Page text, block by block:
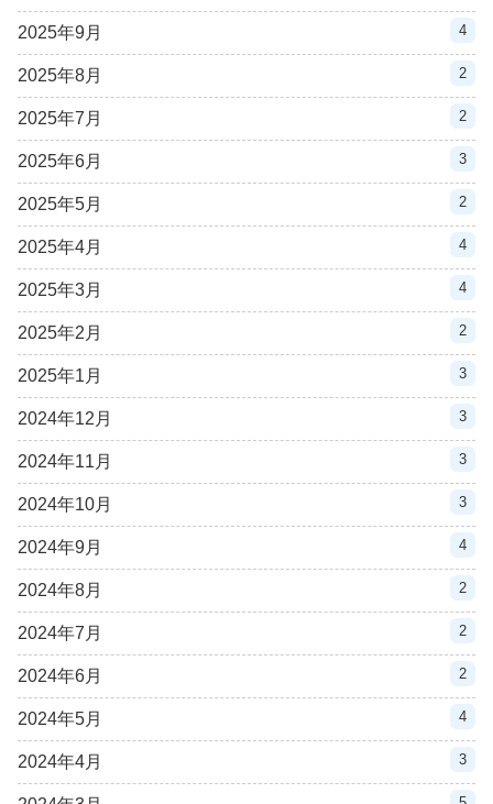
2025年9月 4
2025年8月 2
2025年7月 2
2025年6月 3
2025年5月 2
2025年4月 4
2025年3月 4
2025年2月 2
2025年1月 3
2024年12月 3
2024年11月 3
2024年10月 3
2024年9月 4
2024年8月 2
2024年7月 2
2024年6月 2
2024年5月 4
2024年4月 3